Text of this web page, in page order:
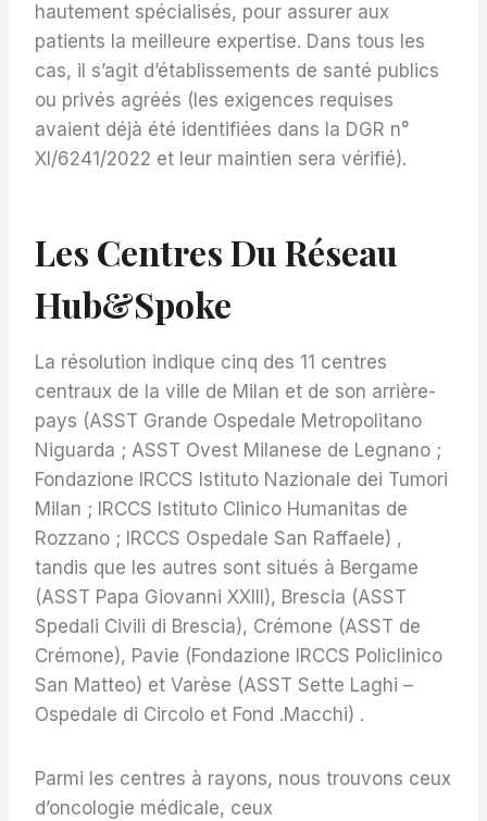
hautement spécialisés, pour assurer aux
patients la meilleure expertise. Dans tous les
cas, il s’agit d’établissements de santé publics
ou privés agréés (les exigences requises
avaient déjà été identifiées dans la DGR n°
XI/6241/2022 et leur maintien sera vérifié).
Les Centres Du Réseau
Hub&spoke
La résolution indique cinq des 11 centres
centraux de la ville de Milan et de son arrière-
pays (ASST Grande Ospedale Metropolitano
Niguarda ; ASST Ovest Milanese de Legnano ;
Fondazione IRCCS Istituto Nazionale dei Tumori
Milan ; IRCCS Istituto Clinico Humanitas de
Rozzano ; IRCCS Ospedale San Raffaele) ,
tandis que les autres sont situés à Bergame
(ASST Papa Giovanni XXIII), Brescia (ASST
Spedali Civili di Brescia), Crémone (ASST de
Crémone), Pavie (Fondazione IRCCS Policlinico
San Matteo) et Varèse (ASST Sette Laghi –
Ospedale di Circolo et Fond .Macchi) .
Parmi les centres à rayons, nous trouvons ceux
d’oncologie médicale, ceux